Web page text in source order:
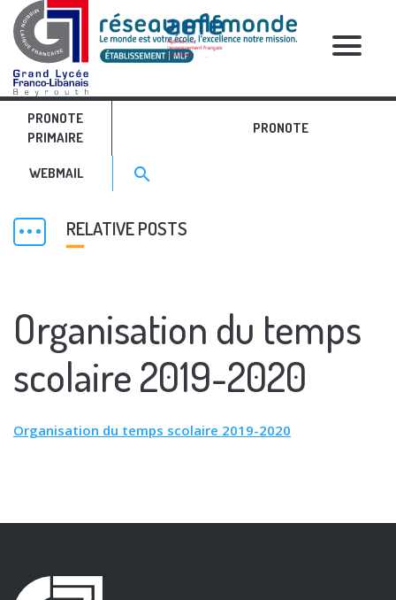
PRONOTE
PRIMAIRE
PRONOTE
WEBMAIL Search for:>
search
RELATIVE POSTS
Organisation du temps
scolaire 2019-2020
Organisation du temps scolaire 2019-2020